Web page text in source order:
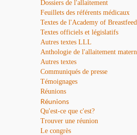
Dossiers de l'allaitement
Feuillets des référents médicaux
Textes de l'Academy of
Textes officiels et législatifs
Autres textes LLL
Anthologie de l'allaitement
Autres textes
Communiqués de presse
Témoignages
Réunions
Réunions
Qu'est-ce que c'est?
Trouver une réunion
Le congrès